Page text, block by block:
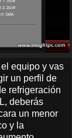
equipo y vas
un perfil de
refrigeración
deberás
un menor
y la